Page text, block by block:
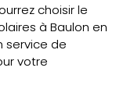
choisir le
à Baulon en
service de
votre